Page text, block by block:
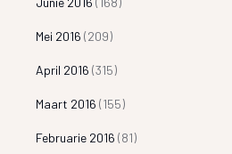
Mei 2016 (209)
April 2016 (315)
Maart 2016 (155)
Februarie 2016 (81)